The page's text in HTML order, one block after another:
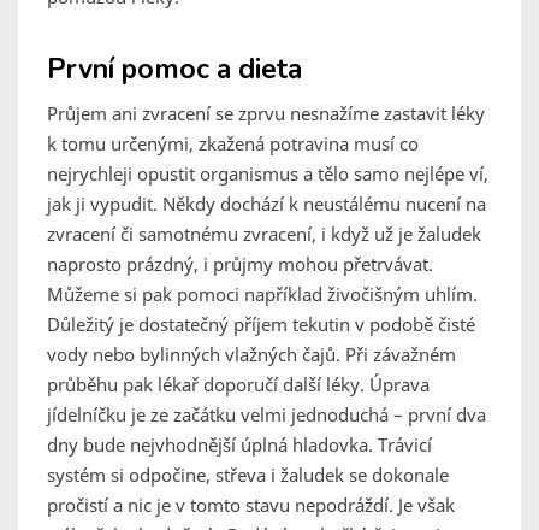
První pomoc a dieta
Průjem ani zvracení se zprvu nesnažíme zastavit léky
k tomu určenými, zkažená potravina musí co
nejrychleji opustit organismus a tělo samo nejlépe ví,
jak ji vypudit. Někdy dochází k neustálému nucení na
zvracení či samotnému zvracení, i když už je žaludek
naprosto prázdný, i průjmy mohou přetrvávat.
Můžeme si pak pomoci například živočišným uhlím.
Důležitý je dostatečný příjem tekutin v podobě čisté
vody nebo bylinných vlažných čajů. Při závažném
průběhu pak lékař doporučí další léky. Úprava
jídelníčku je ze začátku velmi jednoduchá – první dva
dny bude nejvhodnější úplná hladovka. Trávicí
systém si odpočine, střeva i žaludek se dokonale
pročistí a nic je v tomto stavu nepodráždí. Je však